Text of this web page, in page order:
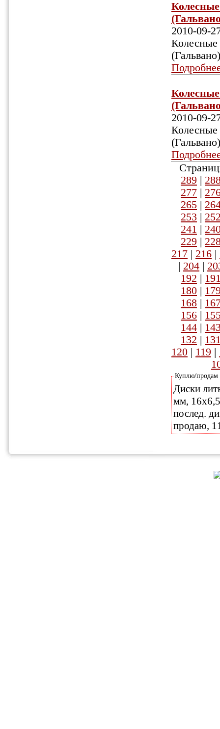
2010-09-
Колесные
(Гальвано)
2010-09-
Колесные
(Гальвано)
289 |
277 |
265 |
253 |
241 |
229 |
217 | 216 |
| 204 |
192 |
180 |
168 |
156 |
144 |
132 |
120 | 119 |
Куплю/
Диски
мм,
послед.
продаю,